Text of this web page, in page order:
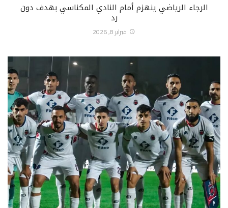
الرجاء الرياضي ينهزم أمام النادي المكناسي بهدف دون
رد
فبراير 8, 2026